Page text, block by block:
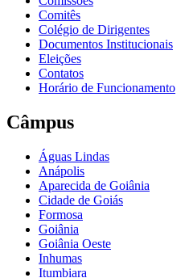
Comitês
Colégio de Dirigentes
Documentos Institucionais
Eleições
Contatos
Horário de Funcionamento
Câmpus
Águas Lindas
Anápolis
Aparecida de Goiânia
Cidade de Goiás
Formosa
Goiânia
Goiânia Oeste
Inhumas
Itumbiara